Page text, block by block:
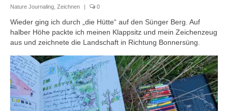
.Neues erkunden
Blog
Nature Journaling Zeichnen | 0
Wieder ging ich durch „die Hütte“ auf den Sünger Berg. Auf
halber Höhe packte ich meinen Klappsitz und mein Zeichenzeug
aus und zeichnete die Landschaft in Richtung Bonnersüng.